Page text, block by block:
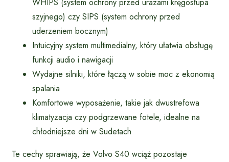
WHIPS (system ochrony przed urazami kręgosłupa
szyjnego) czy SIPS (system ochrony przed
uderzeniem bocznym)
Intuicyjny system multimedialny, który ułatwia obsługę
funkcji audio i nawigacji
Wydajne silniki, które łączą w sobie moc z ekonomią
spalania
Komfortowe wyposażenie, takie jak dwustrefowa
klimatyzacja czy podgrzewane fotele, idealne na
chłodniejsze dni w Sudetach
Te cechy sprawiają, że Volvo S40 wciąż pozostaje